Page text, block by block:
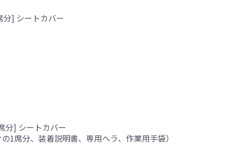
] シートカバー
分] シートカバー
1席分、装着説明書、専用ヘラ、作業用手袋）